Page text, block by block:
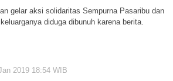
gelar aksi solidaritas Sempurna Pasaribu dan
diduga dibunuh karena berita.
2019 18:54 WIB